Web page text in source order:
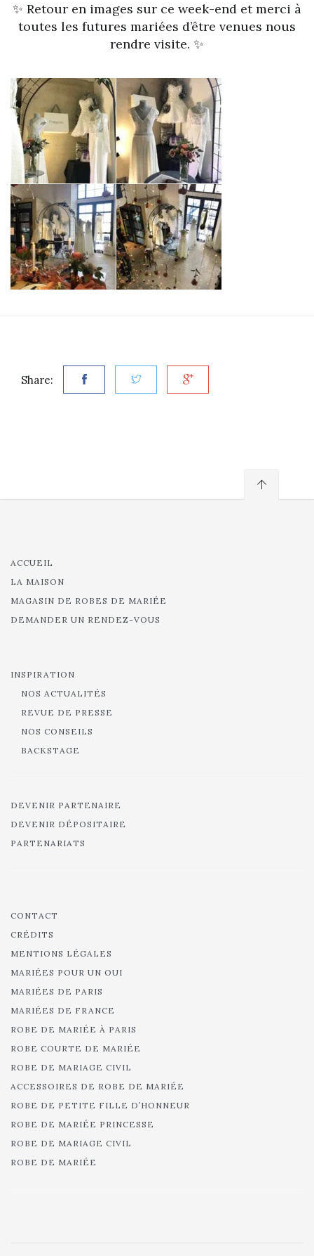
✨ Retour en images sur ce week-end et merci à
toutes les futures mariées d’être venues nous
rendre visite. ✨
Share:
ACCUEIL
LA MAISON
MAGASIN DE ROBES DE MARIÉE
DEMANDER UN RENDEZ-VOUS
INSPIRATION
NOS ACTUALITÉS
REVUE DE PRESSE
NOS CONSEILS
BACKSTAGE
DEVENIR PARTENAIRE
DEVENIR DÉPOSITAIRE
PARTENARIATS
CONTACT
CRÉDITS
MENTIONS LÉGALES
MARIÉES POUR UN OUI
MARIÉES DE PARIS
MARIÉES DE FRANCE
ROBE DE MARIÉE À PARIS
ROBE COURTE DE MARIÉE
ROBE DE MARIAGE CIVIL
ACCESSOIRES DE ROBE DE MARIÉE
ROBE DE PETITE FILLE D’HONNEUR
ROBE DE MARIÉE PRINCESSE
ROBE DE MARIAGE CIVIL
ROBE DE MARIÉE